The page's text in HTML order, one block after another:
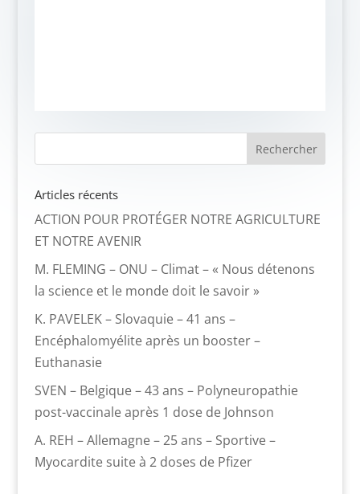
Articles récents
ACTION POUR PROTÉGER NOTRE AGRICULTURE
ET NOTRE AVENIR
M. FLEMING – ONU – Climat – « Nous détenons
la science et le monde doit le savoir »
K. PAVELEK – Slovaquie – 41 ans –
Encéphalomyélite après un booster –
Euthanasie
SVEN – Belgique – 43 ans – Polyneuropathie
post-vaccinale après 1 dose de Johnson
A. REH – Allemagne – 25 ans – Sportive –
Myocardite suite à 2 doses de Pfizer